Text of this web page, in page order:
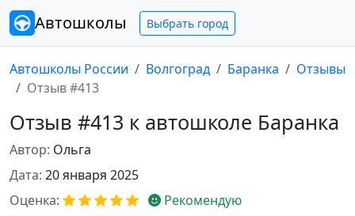
Автошколы Выбрать город
Автошколы России Волгоград Баранка
Отзывы
Отзыв #413
Отзыв #413 к автошколе Баранка
Автор: Ольга
Дата: 20 января 2025
Оценка:
Рекомендую